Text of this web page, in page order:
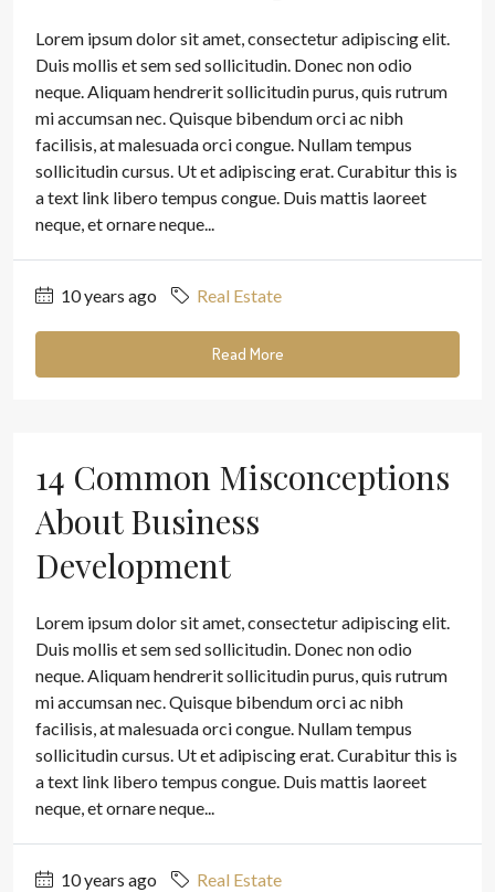
Lorem ipsum dolor sit amet, consectetur adipiscing elit.
Duis mollis et sem sed sollicitudin. Donec non odio
neque. Aliquam hendrerit sollicitudin purus, quis rutrum
mi accumsan nec. Quisque bibendum orci ac nibh
facilisis, at malesuada orci congue. Nullam tempus
sollicitudin cursus. Ut et adipiscing erat. Curabitur this is
a text link libero tempus congue. Duis mattis laoreet
neque, et ornare neque...
10 years ago Real Estate
Read More
14 Common Misconceptions
About Business
Development
Lorem ipsum dolor sit amet, consectetur adipiscing elit.
Duis mollis et sem sed sollicitudin. Donec non odio
neque. Aliquam hendrerit sollicitudin purus, quis rutrum
mi accumsan nec. Quisque bibendum orci ac nibh
facilisis, at malesuada orci congue. Nullam tempus
sollicitudin cursus. Ut et adipiscing erat. Curabitur this is
a text link libero tempus congue. Duis mattis laoreet
neque, et ornare neque...
10 years ago Real Estate